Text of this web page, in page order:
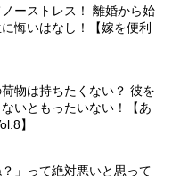
ーストレス！ 離婚から始
悔いはなし！【嫁を便利
物は持ちたくない？ 彼を
いともったいない！【あ
】
」って絶対悪いと思って